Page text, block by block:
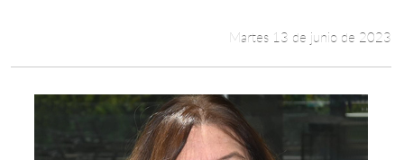
Martes 13 de junio de 2023